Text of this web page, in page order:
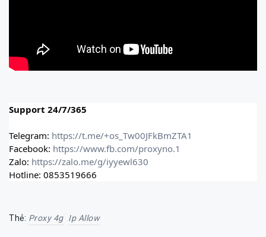
Support 24/7/365
Telegram: https://t.me/+os_Tw00JFkBmZTA1
Facebook: https://www.fb.com/proxyno.1
Zalo: https://zalo.me/g/iyyewl630
Hotline: 0853519666
Thẻ: Proxy 4g Ip Allow